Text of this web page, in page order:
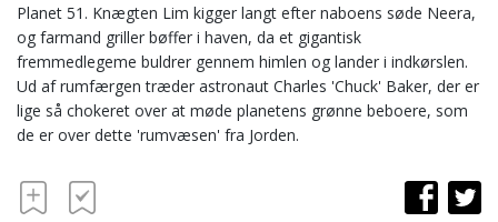
Planet 51. Knægten Lim kigger langt efter naboens søde Neera,
og farmand griller bøffer i haven, da et gigantisk
fremmedlegeme buldrer gennem himlen og lander i indkørslen.
Ud af rumfærgen træder astronaut Charles 'Chuck' Baker, der er
lige så chokeret over at møde planetens grønne beboere, som
de er over dette 'rumvæsen' fra Jorden.